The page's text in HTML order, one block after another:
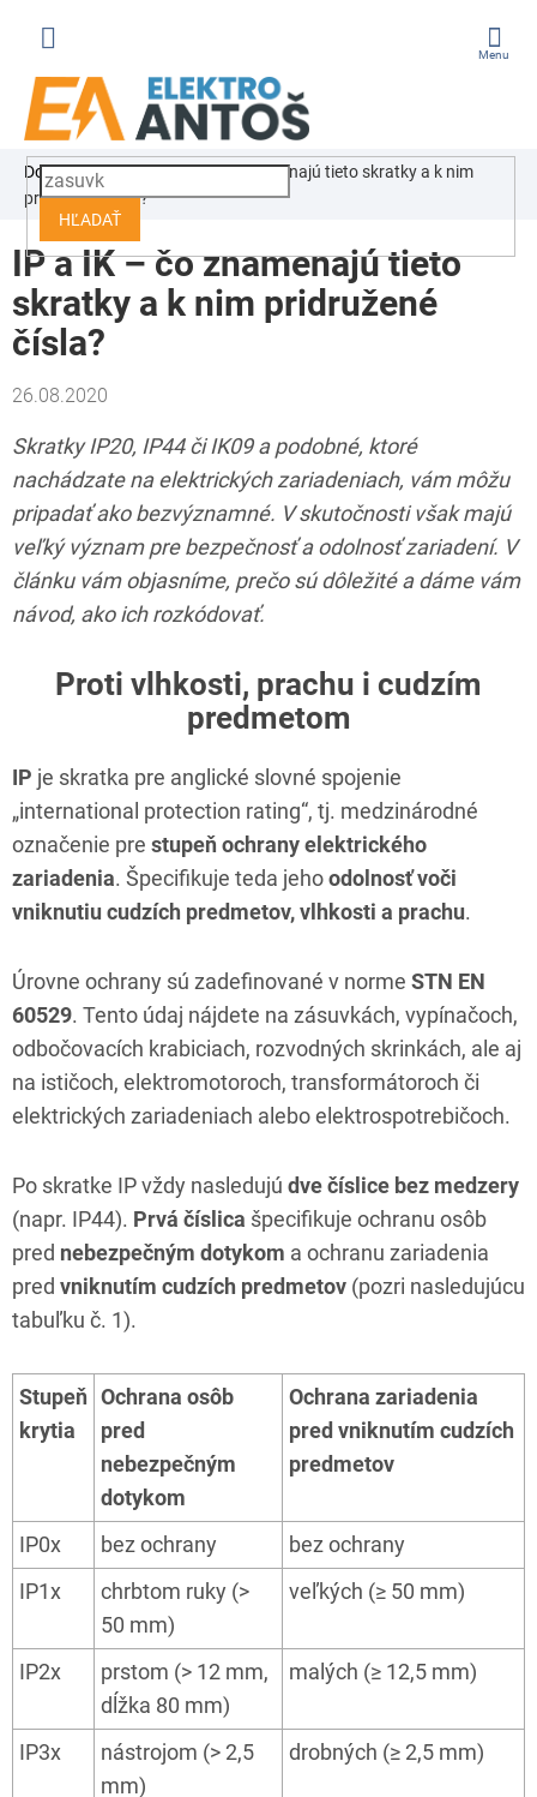
HĽADAŤ
Domov Blog
IP a IK – čo znamenajú tieto skratky a k nim
pridružené čísla?
IP a IK – čo znamenajú tieto
skratky a k nim pridružené
čísla?
26.08.2020
Skratky IP20, IP44 či IK09 a podobné, ktoré
nachádzate na elektrických zariadeniach, vám môžu
pripadať ako bezvýznamné. V skutočnosti však majú
veľký význam pre bezpečnosť a odolnosť zariadení. V
článku vám objasníme, prečo sú dôležité a dáme vám
návod, ako ich rozkódovať.
Proti vlhkosti, prachu i cudzím
predmetom
IP je skratka pre anglické slovné spojenie
„international protection rating“, tj. medzinárodné
označenie pre stupeň ochrany elektrického
zariadenia. Špecifikuje teda jehoodolnosť voči
vniknutiu cudzích predmetov, vlhkosti a prachu.
Úrovne ochrany sú zadefinované v norme STN EN
60529. Tento údaj nájdete na zásuvkách, vypínačoch,
odbočovacích krabiciach, rozvodných skrinkách, ale aj
na ističoch, elektromotoroch, transformátoroch či
elektrických zariadeniach alebo elektrospotrebičoch.
Po skratke IP vždy nasledujú dve číslice bez medzery
(napr. IP44). Prvá číslica špecifikuje ochranu osôb
pred nebezpečným dotykom a ochranu zariadenia
pred vniknutím cudzích predmetov (pozri nasledujúcu
tabuľku č. 1).
Stupeň
krytia
Ochrana osôb
pred
nebezpečným
dotykom
Ochrana zariadenia
pred vniknutím cudzích
predmetov
IP0x bez ochrany
bez ochrany
IP1x
chrbtom ruky (>
50 mm)
veľkých (≥ 50 mm)
IP2x
prstom (> 12 mm,
dĺžka 80 mm)
malých (≥ 12,5 mm)
IP3x
nástrojom (> 2,5
mm)
drobných (≥ 2,5 mm)